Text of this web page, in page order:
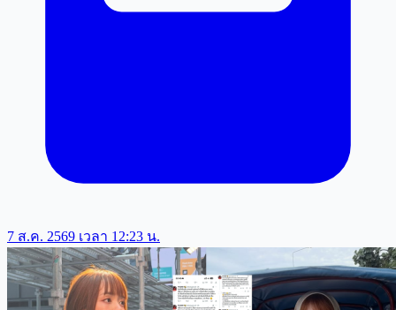
7 ส.ค. 2569 เวลา 12:23 น.